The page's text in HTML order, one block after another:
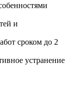
и
сроком до 2
устранение